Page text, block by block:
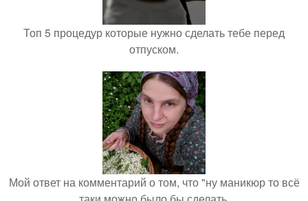
Топ 5 процедур которые нужно сделать тебе перед
отпуском.
Мой ответ на комментарий о том, что "ну маникюр то всё